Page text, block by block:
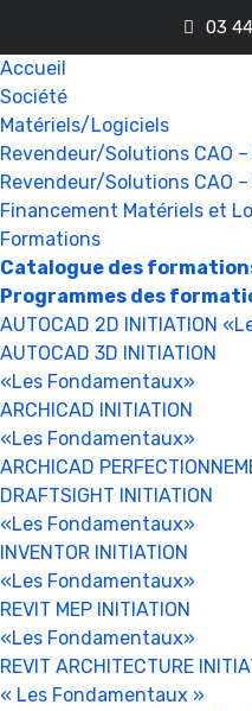
03
Accueil
Société
Matériels/Logiciels
Revendeur/Solutions CAO
Revendeur/Solutions CAO
Financement Matériels et
Formations
Catalogue des
Programmes des
AUTOCAD 2D INITIATION
AUTOCAD 3D INITIATION
«Les Fondamentaux»
ARCHICAD INITIATION
«Les Fondamentaux»
ARCHICAD
DRAFTSIGHT INITIATION
«Les Fondamentaux»
INVENTOR INITIATION
«Les Fondamentaux»
REVIT MEP INITIATION
«Les Fondamentaux»
REVIT ARCHITECTURE
« Les Fondamentaux »